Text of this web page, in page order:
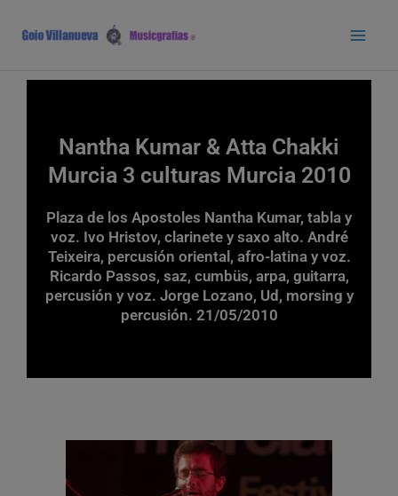
contenido
Nantha Kumar & Atta Chakki
Murcia 3 culturas Murcia 2010
Plaza de los Apostoles Nantha Kumar, tabla y
voz. Ivo Hristov, clarinete y saxo alto. André
Teixeira, percusión oriental, afro-latina y voz.
Ricardo Passos, saz, cumbüs, arpa, guitarra,
percusión y voz. Jorge Lozano, Ud, morsing y
percusión. 21/05/2010